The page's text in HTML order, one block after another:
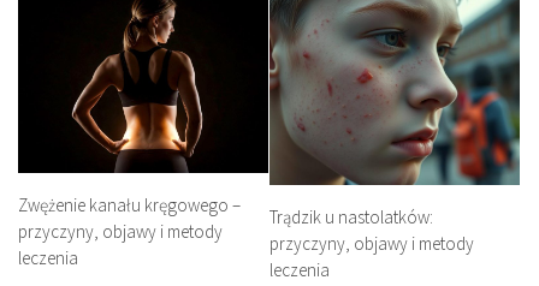
Zwężenie kanału kręgowego –
przyczyny, objawy i metody
leczenia
Trądzik u nastolatków:
przyczyny, objawy i metody
leczenia